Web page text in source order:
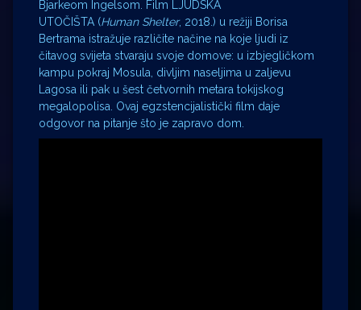
Bjarkeom Ingelsom. Film LJUDSKA
UTOČIŠTA (Human Shelter, 2018.) u režiji Borisa
Bertrama istražuje različite načine na koje ljudi iz
čitavog svijeta stvaraju svoje domove: u izbjegličkom
kampu pokraj Mosula, divljim naseljima u zaljevu
Lagosa ili pak u šest četvornih metara tokijskog
megalopolisa. Ovaj egzstencijalistički film daje
odgovor na pitanje što je zapravo dom.